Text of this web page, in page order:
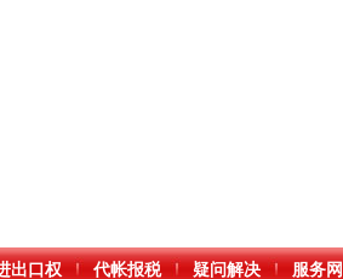
出口权 代帐报税 疑问解决 服务